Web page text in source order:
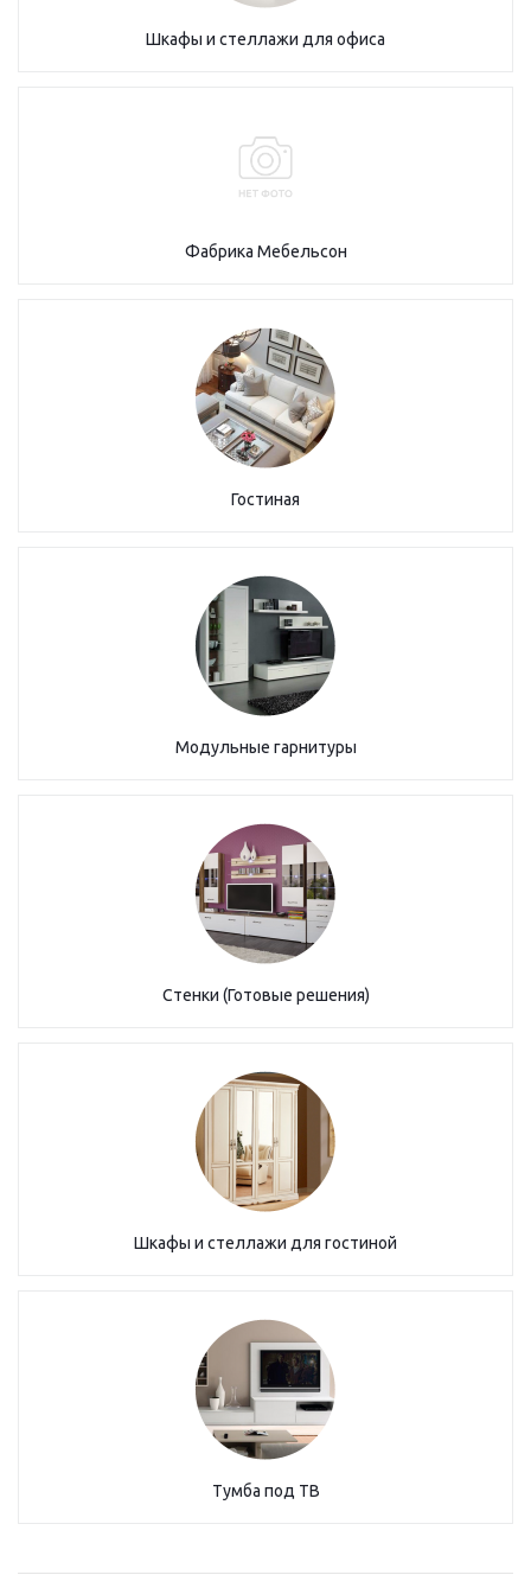
Шкафы и стеллажи для офиса
Фабрика Мебельсон
Гостиная
Модульные гарнитуры
Стенки (Готовые решения)
Шкафы и стеллажи для гостиной
Тумба под ТВ